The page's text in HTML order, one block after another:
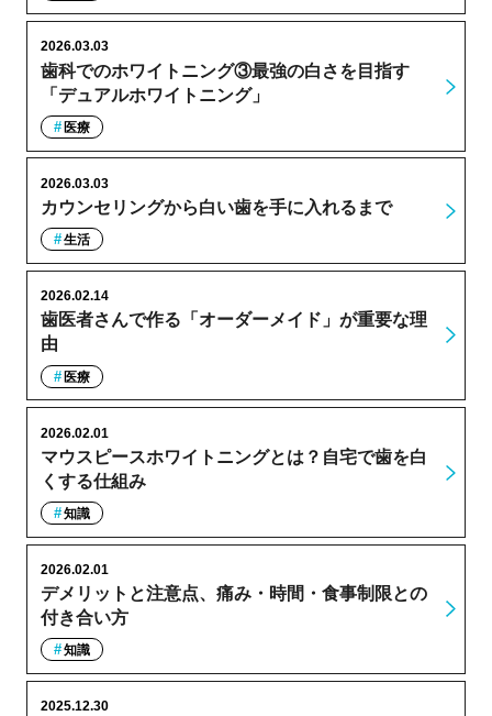
歯科でのホワイトニング③最強の白さを目指す
「デュアルホワイトニング」
2026.03.03
医療
カウンセリングから白い歯を手に入れるまで
2026.03.03
生活
歯医者さんで作る「オーダーメイド」が重要な理
由
2026.02.14
医療
マウスピースホワイトニングとは？自宅で歯を白
くする仕組み
2026.02.01
知識
デメリットと注意点、痛み・時間・食事制限との
付き合い方
2026.02.01
知識
2025.12.30